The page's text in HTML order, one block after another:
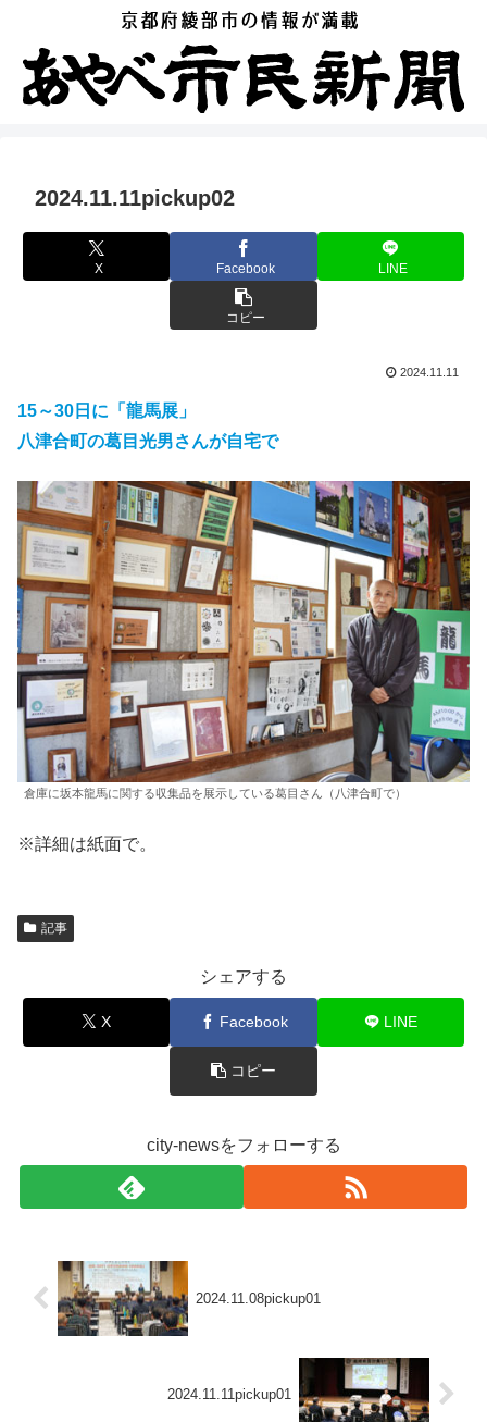
2024.11.11pickup02
X Facebook LINE
コピー
2024.11.11
15～30日に「龍馬展」
八津合町の葛目光男さんが自宅で
倉庫に坂本龍馬に関する収集品を展示している葛目さん（八津合町で）
※詳細は紙面で。
記事
シェアする
X Facebook LINE
コピー
city-newsをフォローする
2024.11.08pickup01
2024.11.11pickup01